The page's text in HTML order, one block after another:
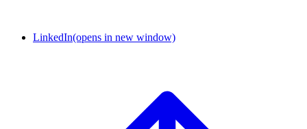
LinkedIn(opens in new window)